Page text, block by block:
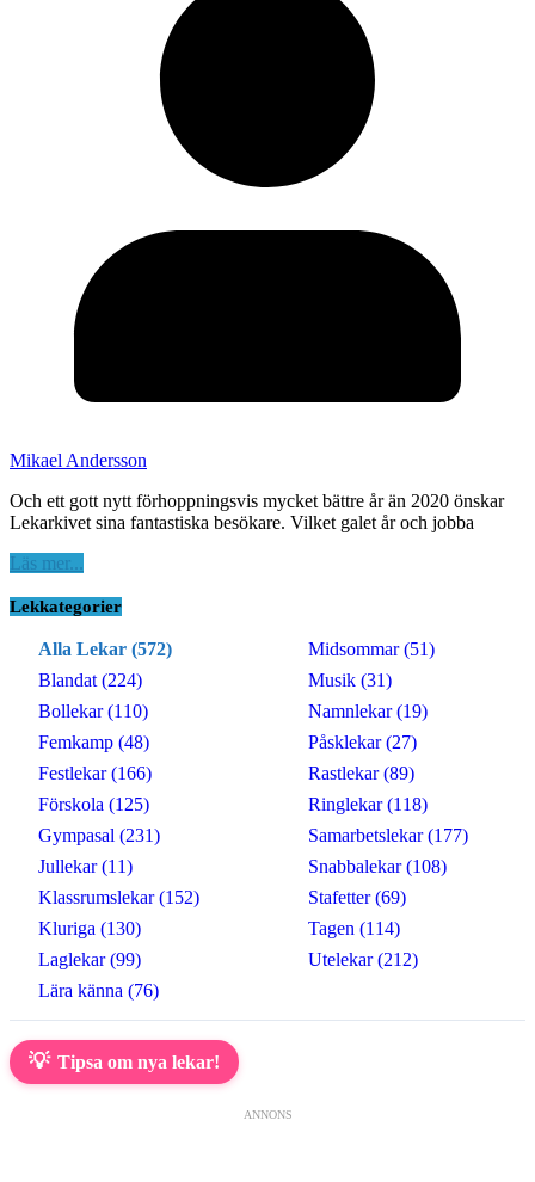
Mikael Andersson
Och ett gott nytt förhoppningsvis mycket bättre år än 2020 önskar
Lekarkivet sina fantastiska besökare. Vilket galet år och jobba
Läs mer...
Lekkategorier
Alla Lekar (572)
Blandat (224)
Bollekar (110)
Femkamp (48)
Festlekar (166)
Förskola (125)
Gympasal (231)
Jullekar (11)
Klassrumslekar (152)
Kluriga (130)
Laglekar (99)
Lära känna (76)
Midsommar (51)
Musik (31)
Namnlekar (19)
Påsklekar (27)
Rastlekar (89)
Ringlekar (118)
Samarbetslekar (177)
Snabbalekar (108)
Stafetter (69)
Tagen (114)
Utelekar (212)
💡 Tipsa om nya lekar!
ANNONS